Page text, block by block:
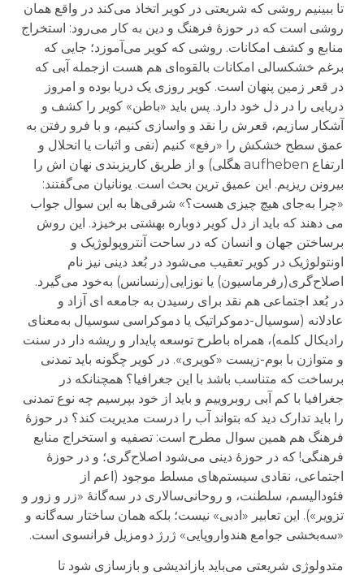
تا ببینیم روشی که شریعتی در کویر اتخاذ می‌کند در واقع همان
روشی است که در حوزهٔ فرهنگ و دین به کار می‌رود: استخراج
منابع و کشف امکانات. روشی که کویر می‌آموزد؛ جایی که
برغم خشکسالی امکانات بالقوه‌ای هم هست ازجمله آبی که
در قعر زمین پنهان است. کویر روزی یک دریا بوده و امروز
دریایی را در دل خود دارد. پس باید «باطن» کویر را کشف و
آشکار سازیم، قعرش را نقد و واسازی کنیم، و با فرو رفتن به
عمق سطح‌ خشکش را «رفع» کنیم (نفی و اثبات یا انحلال و
ارتفاع aufheben هگلی) و از طریق کاریزبندی نهان اش را
بیرونن ریزیم. این عمیق ترین بحث است. یونانیان می‌گفتند:
«چرا به‌جای هیچ چیزی هست؟» شرقی‌ها به این سوال جواب
می دهند که باید از دل کویر دوباره بهشتی برخیزد. این روش
برساختن جهان و انسان که در ساحت آنتروپولوژیک و
اونتولوژیک در کویر تعقیب می‌شود در بُعد دینی نیز نام
اصلاح‌گری(رفرماسیون) یا نوزایی(رنسانس) به‌خود می‌گیرد.
در بُعد اجتماعی هم نقد برای رسیدن به جامعه ای آزاد و
عادلانه (سوسیال-دموکراتیک یا دموکراسی سوسیال به‌معنای
رادیکال کلمه)، همراه باطرح توسعه پایدار و ریشه دار در سنت
و متوازن با بوم-زیست «کویری». در کویر چگونه باید تمدنی
برساخت که متناسب باشد با این جغرافیا؟ همچنانکه در
جغرافیا با کم آبی روبروییم و باید از خود بپرسیم چه نوع تمدنی
را باید تدارک دید که بتواند آب را درست مدیریت کند؟ در حوزهٔ
فرهنگ هم همین سوال مطرح است: تصفیه و استخراج منابع
فرهنگی! که در حوزهٔ دینی می‌شود اصلاح‌گری؛ و در حوزهٔ
اجتماعی، نقادی سیستم‌های مسلط موجود (اعم از
فئودالیسم، سلطنت، و روحانی‌سالاری در سه‌گانهٔ «زر و زور و
تزویر»). این‌ تعابیر «ادبی» نیست؛ بلکه همان ساختار سه‌گانه و
«سه‌بخشی جوامع هندواروپایی» ژرژ دومزیل فرانسوی است.
متدولوژی شریعتی می‌باید بازاندیشی و بازسازی شود تا